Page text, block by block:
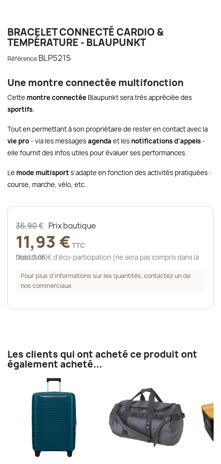
BRACELET CONNECTÉ CARDIO &
TEMPÉRATURE - BLAUPUNKT
Référence BLP5215
Une montre connectée multifonction
Cette montre connectée Blaupunkt sera très appréciée des
sportifs.
Tout en permettant à son propriétaire de rester en contact avec la
vie pro- via les messagesagenda et les notifications d’appels-
elle fournit des infos utiles pour évaluer ses performances.
Le mode multisports'adapte en fonction des activités pratiquées :
course, marche, vélo, etc.
36,90 € Prix boutique
11,93 € TTC
Dont 0,05 € d'éco-participation (ne sera pas compris dans la réduction)
Pour plus d’informations sur les quantités, contactez un de
nos commerciaux
Les clients qui ont acheté ce produit ont
également acheté...